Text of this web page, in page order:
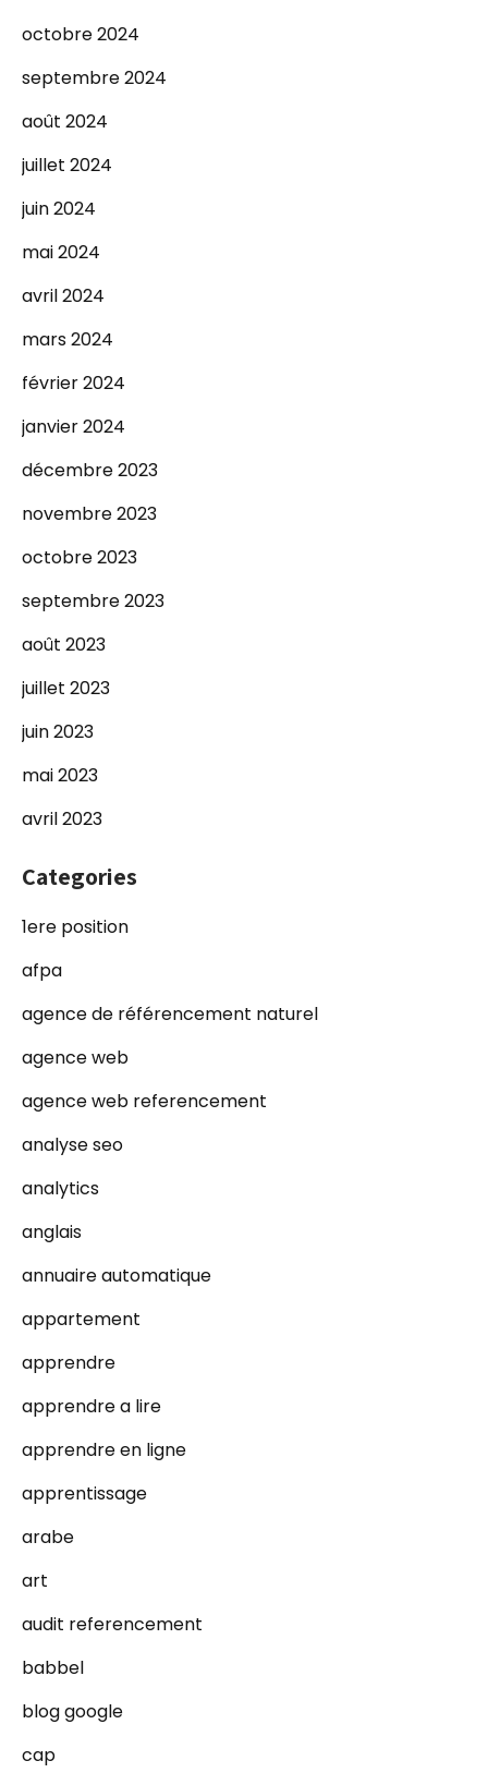
octobre 2024
septembre 2024
août 2024
juillet 2024
juin 2024
mai 2024
avril 2024
mars 2024
février 2024
janvier 2024
décembre 2023
novembre 2023
octobre 2023
septembre 2023
août 2023
juillet 2023
juin 2023
mai 2023
avril 2023
Categories
1ere position
afpa
agence de référencement naturel
agence web
agence web referencement
analyse seo
analytics
anglais
annuaire automatique
appartement
apprendre
apprendre a lire
apprendre en ligne
apprentissage
arabe
art
audit referencement
babbel
blog google
cap